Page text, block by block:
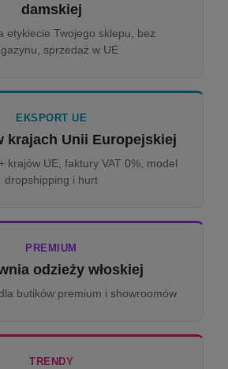
damskiej
etykiecie Twojego sklepu, bez
sprzedaż w UE
EKSPORT UE
krajach Unii Europejskiej
krajów UE, faktury VAT 0%, model
dropshipping i hurt
PREMIUM
odzieży włoskiej
butików premium i showroomów
TRENDY